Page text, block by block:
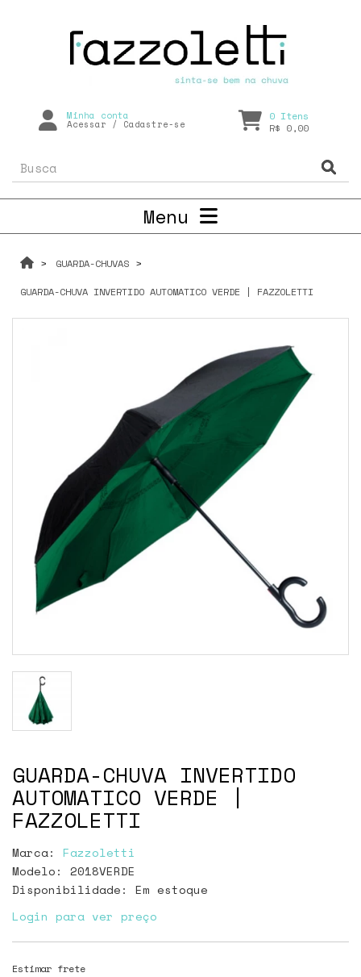
Minha conta
Acessar / Cadastre-se
0 Itens
R$ 0,00
Menu
GUARDA-CHUVAS
GUARDA-CHUVA INVERTIDO AUTOMATICO VERDE | FAZZOLETTI
GUARDA-CHUVA INVERTIDO
AUTOMATICO VERDE |
FAZZOLETTI
Marca: Fazzoletti
Modelo: 2018VERDE
Disponibilidade: Em estoque
Login para ver preço